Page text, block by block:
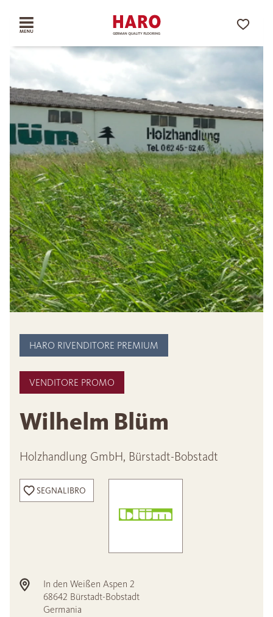
HARO RIVENDITORE PREMIUM
VENDITORE PROMO
Wilhelm Blüm
Holzhandlung GmbH, Bürstadt-Bobstadt
SEGNALIBRO
In den Weißen Aspen 2
68642 Bürstadt-Bobstadt
Germania